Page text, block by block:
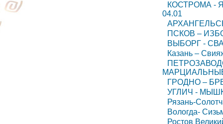
КОСТРОМА -
04.01
ПСКОВ –
ВЫБОРГ -
Казань –
МАРЦИАЛЬНЫЕ
ГРОДНО –
УГЛИЧ -
Рязань-
Вологда-
Ростов